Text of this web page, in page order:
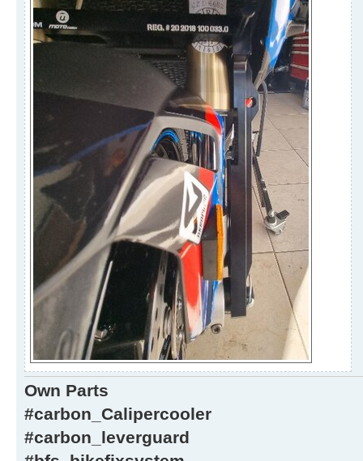
Own Parts
#carbon_Calipercooler
#carbon_leverguard